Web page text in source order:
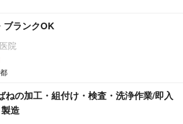
ブランクOK
院
ねの加工・組付け・検査・洗浄作業/即入
造